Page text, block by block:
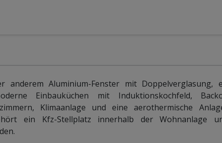
Aluminium-Fenster mit Doppelverglasung,
Einbauküchen mit Induktionskochfeld,
Klimaanlage und eine aerothermische
ein Kfz-Stellplatz innerhalb der Wohnanlage